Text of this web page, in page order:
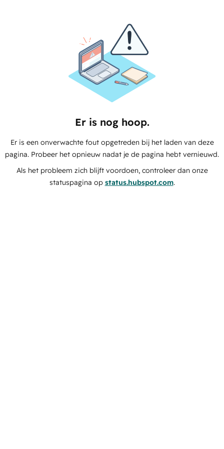
Er is nog hoop.
Er is een onverwachte fout opgetreden bij het laden van deze
pagina. Probeer het opnieuw nadat je de pagina hebt vernieuwd.
Als het probleem zich blijft voordoen, controleer dan onze
statuspagina op status.hubspot.com.